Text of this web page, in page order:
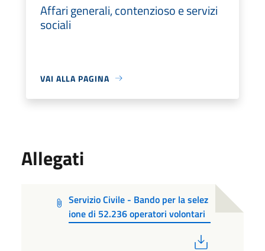
Affari generali, contenzioso e servizi
sociali
VAI ALLA PAGINA
Allegati
Servizio Civile - Bando per la selez
ione di 52.236 operatori volontari